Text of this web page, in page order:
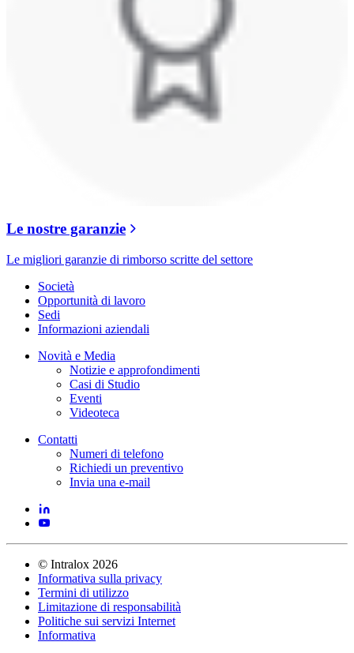
Le nostre garanzie
Le migliori garanzie di rimborso scritte del settore
Società
Opportunità di lavoro
Sedi
Informazioni aziendali
Novità e Media
Notizie e approfondimenti
Casi di Studio
Eventi
Videoteca
Contatti
Numeri di telefono
Richiedi un preventivo
Invia una e-mail
© Intralox 2026
Informativa sulla privacy
Termini di utilizzo
Limitazione di responsabilità
Politiche sui servizi Internet
Informativa